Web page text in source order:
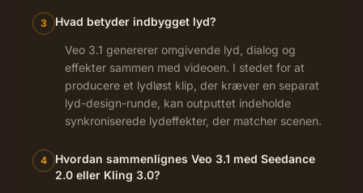
3 Hvad betyder indbygget lyd?
Veo 3.1 genererer omgivende lyd, dialog og
effekter sammen med videoen. I stedet for at
producere et lydløst klip, der kræver en separat
lyd-design-runde, kan outputtet indeholde
synkroniserede lydeffekter, der matcher scenen.
4
Hvordan sammenlignes Veo 3.1 med Seedance
2.0 eller Kling 3.0?